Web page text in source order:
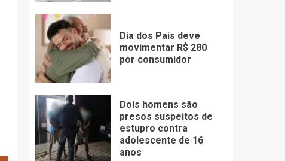
Dia dos Pais deve
movimentar R$ 280
por consumidor
Dois homens são
presos suspeitos de
estupro contra
adolescente de 16
anos